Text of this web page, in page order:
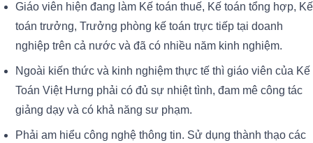
Giáo viên hiện đang làm Kế toán thuế, Kế toán tổng hợp, Kế
toán trưởng, Trưởng phòng kế toán trực tiếp tại doanh
nghiệp trên cả nước và đã có nhiều năm kinh nghiệm.
Ngoài kiến thức và kinh nghiệm thực tế thì giáo viên của Kế
Toán Việt Hưng phải có đủ sự nhiệt tình, đam mê công tác
giảng dạy và có khả năng sư phạm.
Phải am hiểu công nghệ thông tin. Sử dụng thành thạo các